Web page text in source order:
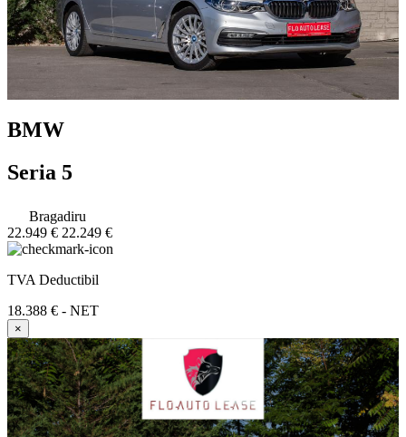
BMW
Seria 5
Bragadiru
22.949 € 22.249 €
TVA Deductibil
18.388 € - NET
×